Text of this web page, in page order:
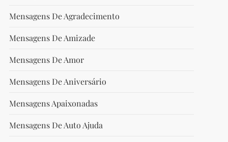
Mensagens De Agradecimento
Mensagens De Amizade
Mensagens De Amor
Mensagens De Aniversário
Mensagens Apaixonadas
Mensagens De Auto Ajuda